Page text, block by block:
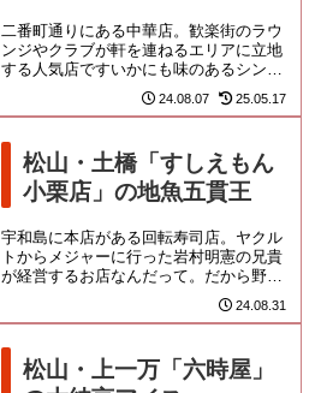
二番町通りにある中華店。歓楽街のラウ
ンジやクラブが軒を連ねるエリアに立地
する人気店ですいかにも味のあるシンプ
ルな構えの店舗は、近年きれいに建て直
されたようで、厨房にも活気が...
24.08.07 25.05.17
松山・土橋「すしえもん
小栗店」の地魚五貫王
宇和島に本店がある回転寿司店。ヤクル
トからメジャーに行った岩村明憲の兄貴
が経営するお店なんだって。だから野球
のユニフォームなんかが飾ってあったの
か。目下、愛媛に3店、県外の... 24.08.31
松山・上一万「六時屋」